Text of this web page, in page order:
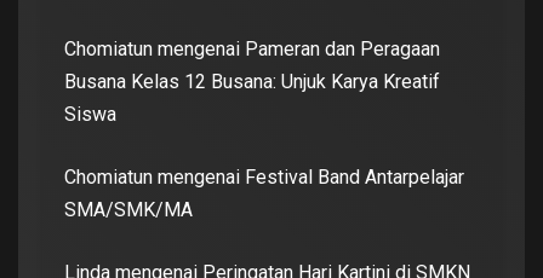
Chomiatun mengenai Pameran dan Peragaan
Busana Kelas 12 Busana: Unjuk Karya Kreatif
Siswa
Chomiatun mengenai Festival Band Antarpelajar
SMA/SMK/MA
Linda mengenai Peringatan Hari Kartini di SMKN